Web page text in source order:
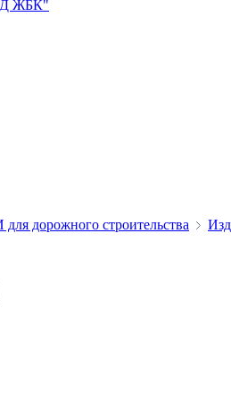
ЖБК"
дорожного строительства